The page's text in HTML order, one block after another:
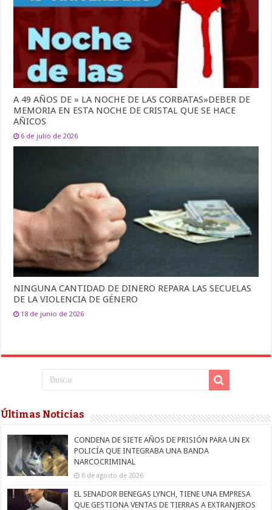
A 49 AÑOS DE » LA NOCHE DE LAS CORBATAS»DEBER DE
MEMORIA EN ESTA NOCHE DE CRISTAL QUE SE HACE
AÑICOS
6 de julio de 2026
NINGUNA CANTIDAD DE DINERO REPARA LAS SECUELAS
DE LA VIOLENCIA DE GÉNERO
18 de junio de 2026
Últimas Noticias
CONDENA DE SIETE AÑOS DE PRISIÓN PARA UN EX
POLICÍA QUE INTEGRABA UNA BANDA
NARCOCRIMINAL
6 de agosto de 2026
EL SENADOR BENEGAS LYNCH, TIENE UNA EMPRESA
QUE GESTIONA VENTAS DE TIERRAS A EXTRANJEROS